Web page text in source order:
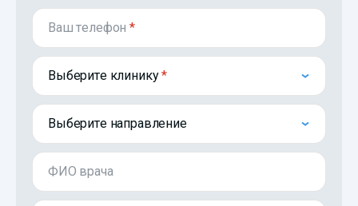
Ваш телефон*
Выберите клинику
Выберите направление
ФИО врача